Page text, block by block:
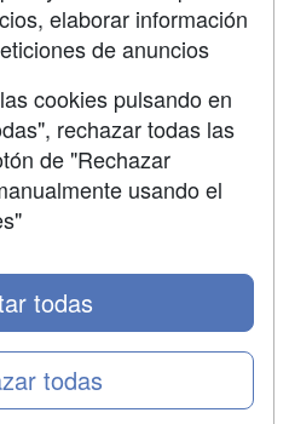
elaborar información
de anuncios
cookies pulsando en
rechazar todas las
de "Rechazar
usando el
todas
todas